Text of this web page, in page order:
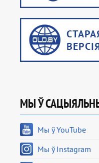
МЫ Ў
Мы ў YouTube
Мы ў Instagram